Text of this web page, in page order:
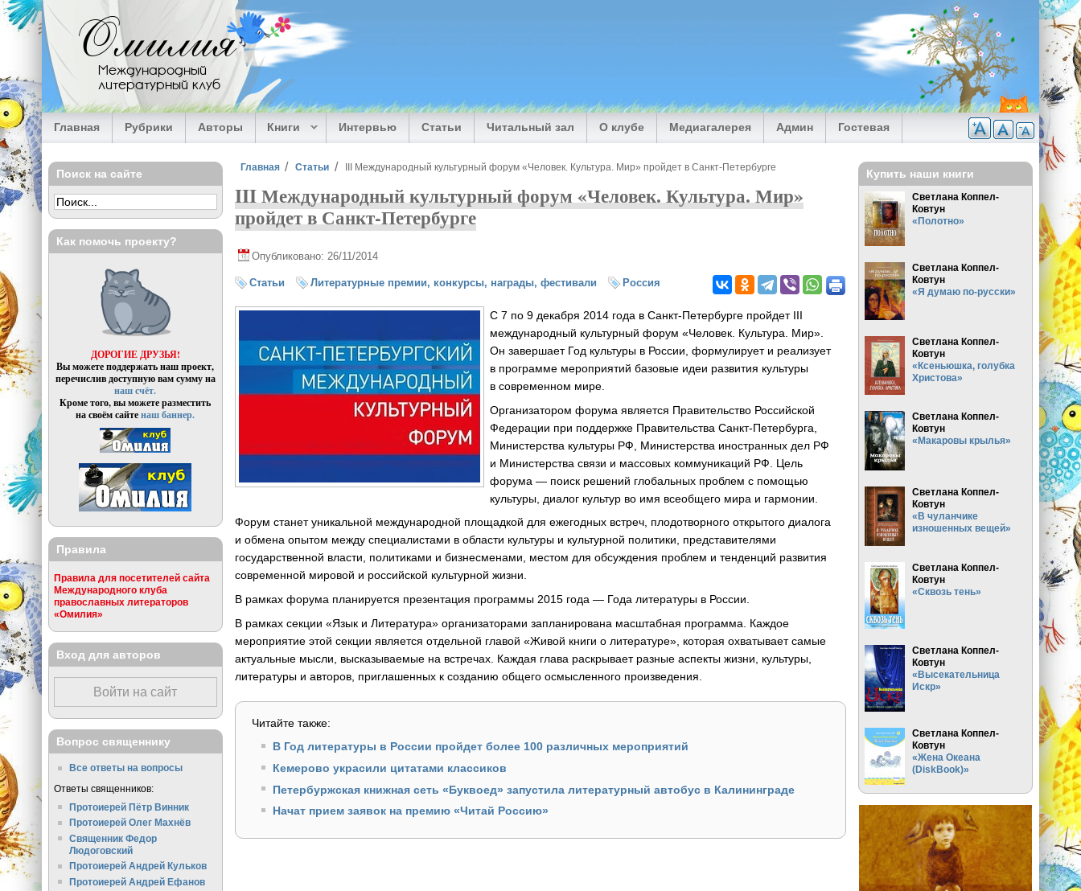
Перейти к основному содержанию
Омилия
Международный
литературный клуб
Главная Рубрики Авторы Книги Интервью Статьи Читальный зал О клубе Медиагалерея Админ Гостевая
Вы здесь
Главная Статьи III Международный культурный форум «Человек. Культура. Мир» пройдет в Санкт-Петербурге
III Международный культурный форум «Человек. Культура. Мир»
пройдет в Санкт-Петербурге
Опубликовано: 26/11/2014
Статьи Литературные премии, конкурсы, награды, фестивали Россия
С 7 по 9 декабря 2014 года в Санкт-Петербурге пройдет III
международный культурный форум «Человек. Культура. Мир».
Он завершает Год культуры в России, формулирует и реализует
в программе мероприятий базовые идеи развития культуры
в современном мире.
Организатором форума является Правительство Российской
Федерации при поддержке Правительства Санкт-Петербурга,
Министерства культуры РФ, Министерства иностранных дел РФ
и Министерства связи и массовых коммуникаций РФ. Цель
форума — поиск решений глобальных проблем с помощью
культуры, диалог культур во имя всеобщего мира и гармонии.
Форум станет уникальной международной площадкой для ежегодных встреч, плодотворного открытого диалога
и обмена опытом между специалистами в области культуры и культурной политики, представителями
государственной власти, политиками и бизнесменами, местом для обсуждения проблем и тенденций развития
современной мировой и российской культурной жизни.
В рамках форума планируется презентация программы 2015 года — Года литературы в России.
В рамках секции «Язык и Литература» организаторами запланирована масштабная программа. Каждое
мероприятие этой секции является отдельной главой «Живой книги о литературе», которая охватывает самые
актуальные мысли, высказываемые на встречах. Каждая глава раскрывает разные аспекты жизни, культуры,
литературы и авторов, приглашенных к созданию общего осмысленного произведения.
Читайте также:
В Год литературы в России пройдет более 100 различных мероприятий
Кемерово украсили цитатами классиков
Петербуржская книжная сеть «Буквоед» запустила литературный автобус в Калининграде
Начат прием заявок на премию «Читай Россию»
Поиск на сайте
Как помочь проекту?
ДОРОГИЕ ДРУЗЬЯ!
Вы можете поддержать наш проект,
перечислив доступную вам сумму на
наш счёт.
Кроме того, вы можете разместить
на своём сайтенаш баннер.
Правила
Правила для посетителей сайта
Международного клуба
православных литераторов
«Омилия»
Вход для авторов
Войти на сайт
Вопрос священнику
Все ответы на вопросы
Ответы священников:
Протоиерей Пётр Винник
Протоиерей Олег Махнёв
Священник Федор
Людоговский
Протоиерей Андрей Кульков
Протоиерей Андрей Ефанов
Купить наши книги
Светлана Коппел-
Ковтун
«Полотно»
Светлана Коппел-
Ковтун
«Я думаю по-русски»
Светлана Коппел-
Ковтун
«Ксеньюшка, голубка
Христова»
Светлана Коппел-
Ковтун
«Макаровы крылья»
Светлана Коппел-
Ковтун
«В чуланчике
изношенных вещей»
Светлана Коппел-
Ковтун
«Сквозь тень»
Светлана Коппел-
Ковтун
«Высекательница
Искр»
Светлана Коппел-
Ковтун
«Жена Океана
(DiskBook)»